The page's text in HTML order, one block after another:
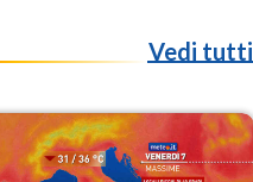
Vedi tutti